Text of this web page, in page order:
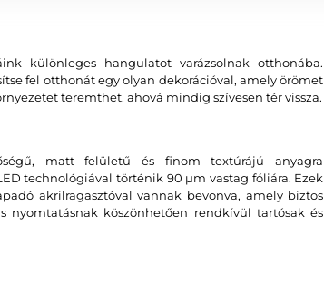
különleges hangulatot varázsolnak otthonába.
fel otthonát egy olyan dekorációval, amely örömet
teremthet, ahová mindig szívesen tér vissza.
matt felületű és finom textúrájú anyagra
technológiával történik 90 µm vastag fóliára. Ezek
akrilragasztóval vannak bevonva, amely biztos
nyomtatásnak köszönhetően rendkívül tartósak és